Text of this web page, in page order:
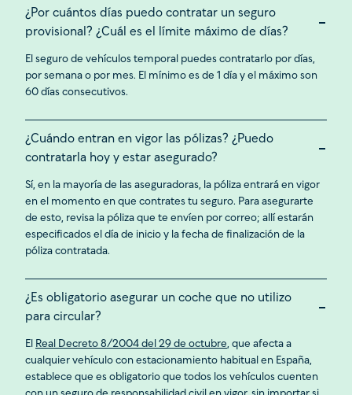
¿Por cuántos días puedo contratar un seguro
provisional? ¿Cuál es el límite máximo de días?
El seguro de vehículos temporal puedes contratarlo por días,
por semana o por mes. El mínimo es de 1 día y el máximo son
60 días consecutivos.
¿Cuándo entran en vigor las pólizas? ¿Puedo
contratarla hoy y estar asegurado?
Sí, en la mayoría de las aseguradoras, la póliza entrará en vigor
en el momento en que contrates tu seguro. Para asegurarte
de esto, revisa la póliza que te envíen por correo; allí estarán
especificados el día de inicio y la fecha de finalización de la
póliza contratada.
¿Es obligatorio asegurar un coche que no utilizo
para circular?
El Real Decreto 8/2004 del 29 de octubre, que afecta a
cualquier vehículo con estacionamiento habitual en España,
establece que es obligatorio que todos los vehículos cuenten